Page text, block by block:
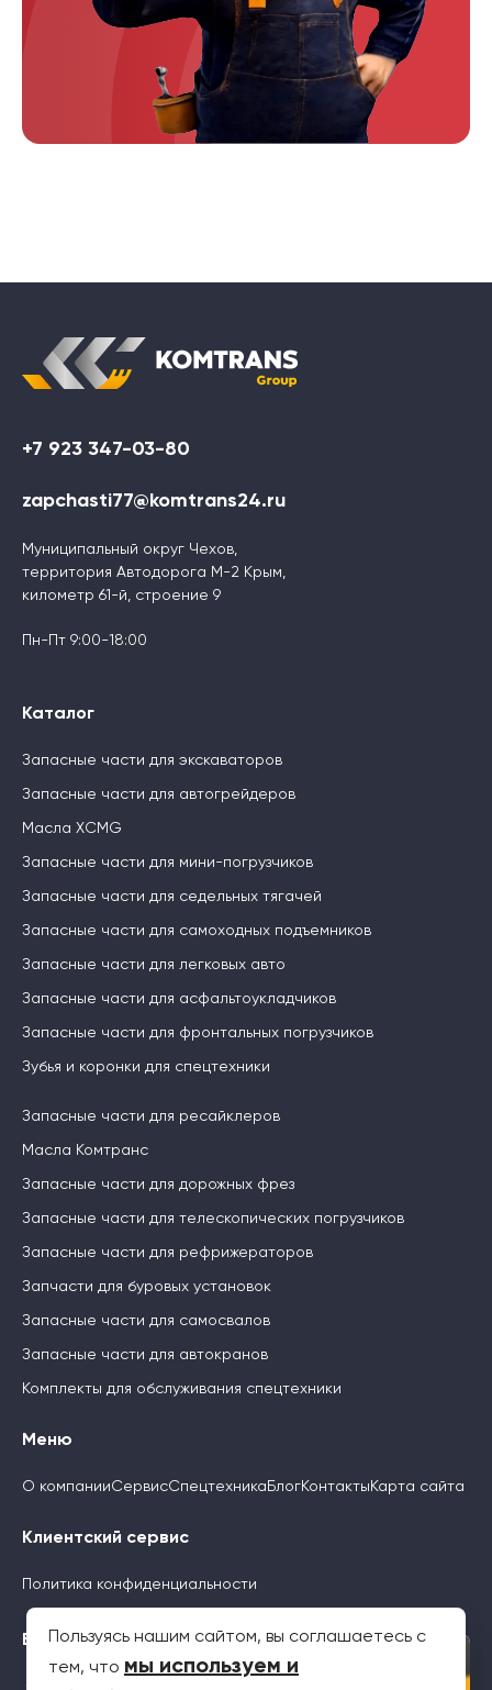
+7 923 347-03-80
zapchasti77@komtrans24.ru
Муниципальный округ Чехов,
территория Автодорога М-2 Крым,
километр 61-й, строение 9
Пн-Пт 9:00-18:00
Каталог
Запасные части для экскаваторов
Запасные части для автогрейдеров
Масла XCMG
Запасные части для мини-погрузчиков
Запасные части для седельных тягачей
Запасные части для самоходных подъемников
Запасные части для легковых авто
Запасные части для асфальтоукладчиков
Запасные части для фронтальных погрузчиков
Зубья и коронки для спецтехники
Запасные части для ресайклеров
Масла Комтранс
Запасные части для дорожных фрез
Запасные части для телескопических погрузчиков
Запасные части для рефрижераторов
Запчасти для буровых установок
Запасные части для самосвалов
Запасные части для автокранов
Комплекты для обслуживания спецтехники
Меню
О компанииСервисСпецтехника БлогКонтакты Карта сайта
Клиентский сервис
Политика конфиденциальности
Будьте с нами
Пользуясь нашим сайтом, вы соглашаетесь с
тем, что мы используем и